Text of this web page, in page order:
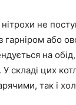
не
гарніром або
на
цих
так і